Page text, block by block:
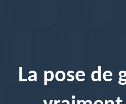
La pose de